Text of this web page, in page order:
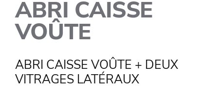
ABRI CAISSE
VOÛTE
ABRI CAISSE VOÛTE + DEUX
VITRAGES LATÉRAUX